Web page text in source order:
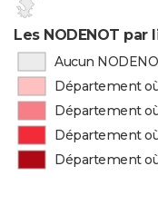
Les NODENOT
Aucun
Département
Département
Département
Département